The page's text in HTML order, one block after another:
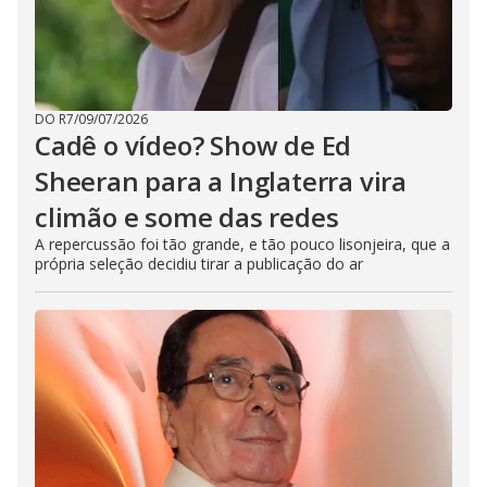
DO R7/09/07/2026
Cadê o vídeo? Show de Ed
Sheeran para a Inglaterra vira
climão e some das redes
A repercussão foi tão grande, e tão pouco lisonjeira, que a
própria seleção decidiu tirar a publicação do ar